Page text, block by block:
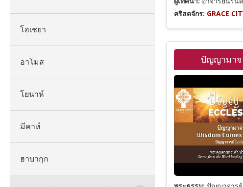
โฮเชยา
อาโมส
โยนาห์
มีคาห์
ฮาบากุก
คริสตจักร: GRACE
ปัญญามาจ